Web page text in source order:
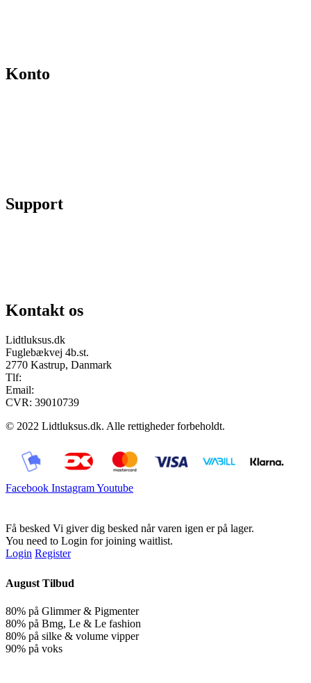
Konto
Support
Kontakt os
Lidtluksus.dk
Fuglebækvej 4b.st.
2770 Kastrup, Danmark
Tlf:
Email:
CVR: 39010739
© 2022 Lidtluksus.dk. Alle rettigheder forbeholdt.
Facebook InstagramYoutube
Få besked Vi giver dig besked når varen igen er på lager.
You need to Login for joining waitlist.
Login Register
August Tilbud
80% på Glimmer & Pigmenter
80% på Bmg, Le & Le fashion
80% på silke & volume vipper
90% på voks